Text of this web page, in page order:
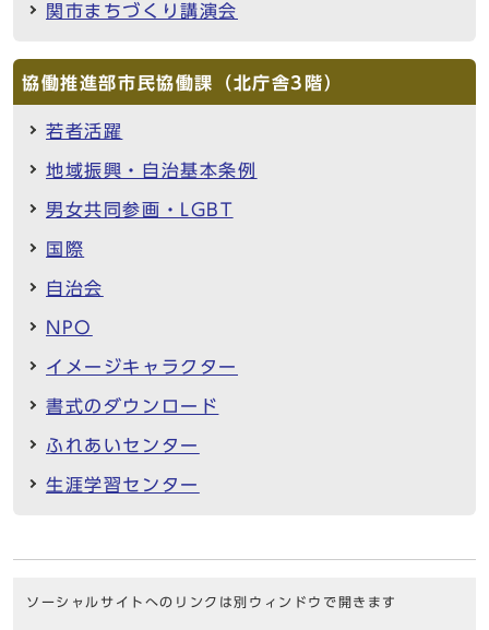
関市まちづくり講演会
協働推進部市民協働課（北庁舎3階）
若者活躍
地域振興・自治基本条例
男女共同参画・LGBT
国際
自治会
NPO
イメージキャラクター
書式のダウンロード
ふれあいセンター
生涯学習センター
ソーシャルサイトへのリンクは別ウィンドウで開きます